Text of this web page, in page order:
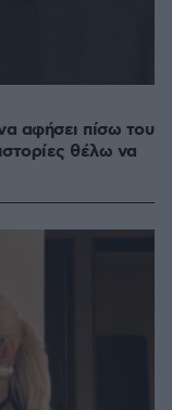
αφήσει πίσω του
θέλω να